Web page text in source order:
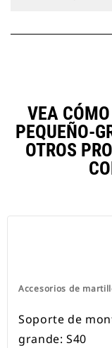
VEA
PEQUEÑO-
OTROS
Accesorios de
Soporte de
grande: S40